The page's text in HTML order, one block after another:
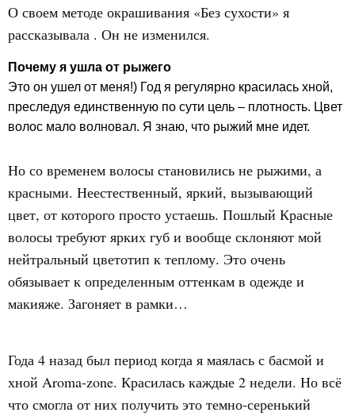
О своем методе окрашивания «Без сухости» я
рассказывала . Он не изменился.
Почему я ушла от рыжего
Это он ушел от меня!) Год я регулярно красилась хной,
преследуя единственную по сути цель – плотность. Цвет
волос мало волновал. Я знаю, что рыжий мне идет.
Но со временем волосы становились не рыжими, а
красными. Неестественный, яркий, вызывающий
цвет, от которого просто устаешь. Пошлый Красные
волосы требуют ярких губ и вообще склоняют мой
нейтральный цветотип к теплому. Это очень
обязывает к определенным оттенкам в одежде и
макияже. Загоняет в рамки…
Года 4 назад был период когда я маялась с басмой и
хной Aroma-zone. Красилась каждые 2 недели. Но всё
что смогла от них получить это темно-серенький